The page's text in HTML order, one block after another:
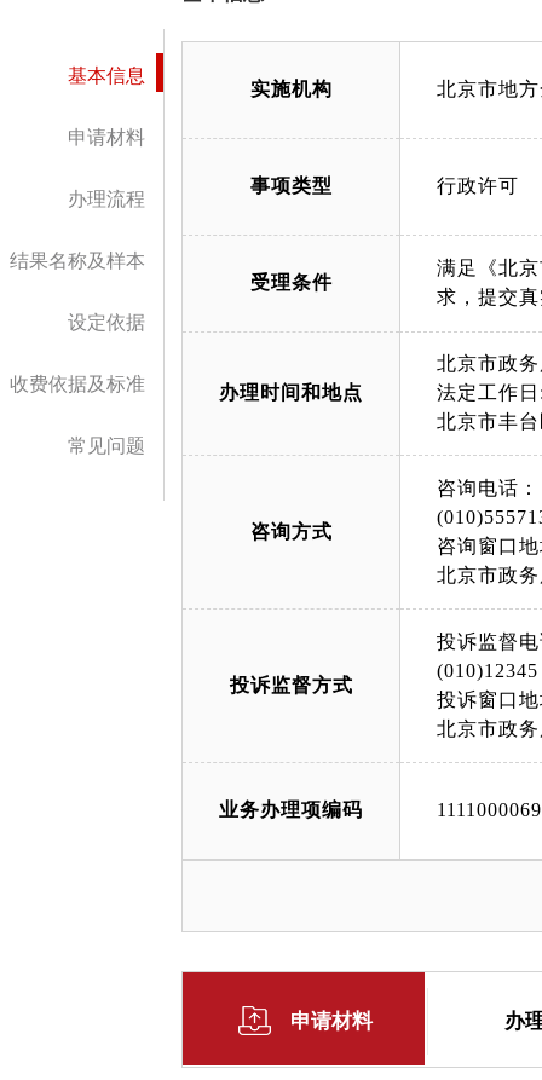
基本信息
申请材料
办理流程
结果名称及样本
设定依据
收费依据及标准
常见问题
实施机构 北京市地
事项类型 行政许可
受理条件
满足《北
办理时间和地点
北京市政
法定工作
北京市丰
咨询方式
咨询电话：
咨询窗口
北京市政
投诉监督方式
投诉监督
(010)12345
投诉窗口
北京市政
业务办理项编码
申请材料 办